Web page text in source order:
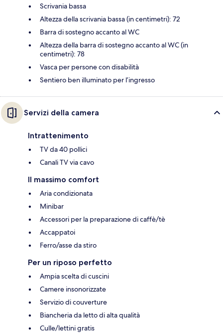
Scrivania bassa
Altezza della scrivania bassa (in centimetri): 72
Barra di sostegno accanto al WC
Altezza della barra di sostegno accanto al WC (in
centimetri): 78
Vasca per persone con disabilità
Sentiero ben illuminato per l’ingresso
Servizi della camera
Intrattenimento
TV da 40 pollici
Canali TV via cavo
Il massimo comfort
Aria condizionata
Minibar
Accessori per la preparazione di caffè/tè
Accappatoi
Ferro/asse da stiro
Per un riposo perfetto
Ampia scelta di cuscini
Camere insonorizzate
Servizio di couverture
Biancheria da letto di alta qualità
Culle/lettini gratis